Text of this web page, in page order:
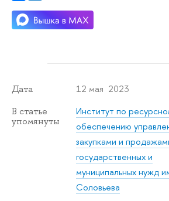
Дата 12 мая 2023
В статье
упомянуты
Институт по
обеспечению
закупками и
государственных и
муниципальных нужд
Соловьева